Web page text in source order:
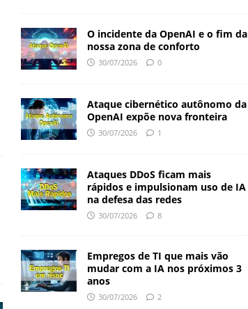
O incidente da OpenAI e o fim da
nossa zona de conforto
30/07/2026 0
Ataque cibernético autônomo da
OpenAI expõe nova fronteira
30/07/2026 1
Ataques DDoS ficam mais
rápidos e impulsionam uso de IA
na defesa das redes
30/07/2026 8
Empregos de TI que mais vão
mudar com a IA nos próximos 3
anos
30/07/2026 2